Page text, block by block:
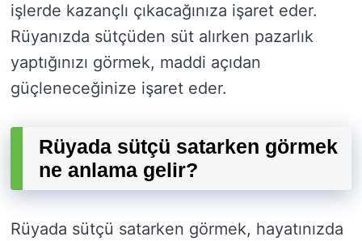
işlerde kazançlı çıkacağınıza işaret eder.
Rüyanızda sütçüden süt alırken pazarlık
yaptığınızı görmek, maddi açıdan
güçleneceğinize işaret eder.
Rüyada sütçü satarken görmek
ne anlama gelir?
Rüyada sütçü satarken görmek, hayatınızda